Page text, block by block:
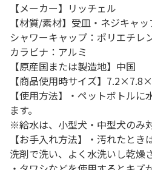
【メーカー】リッチェル
【材質/素材】受皿・ネジキャ
シャワーキャップ：ポリエチレ
カラビナ：アルミ
【原産国または製造地】中国
【商品使用時サイズ】
【使用方法】・ペットボトル
ます。
※給水は、小型犬・中型犬のみ対
【お手入れ方法】・汚れたと
洗剤で洗い、よく水洗いし乾燥